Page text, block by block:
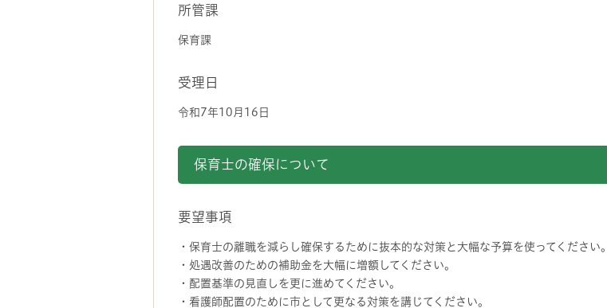
所管課
保育課
受理日
令和7年10月16日
保育士の確保について
要望事項
・保育士の離職を減らし確保するために抜本的な対策と大幅な予算を使ってください。
・処遇改善のための補助金を大幅に増額してください。
・配置基準の見直しを更に進めてください。
・看護師配置のために市として更なる対策を講じてください。